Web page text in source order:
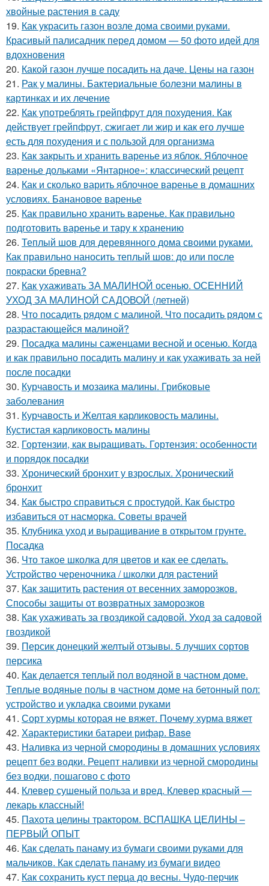
хвойные растения в саду
19. Как украсить газон возле дома своими руками.
Красивый палисадник перед домом — 50 фото идей для
вдохновения
20. Какой газон лучше посадить на даче. Цены на газон
21. Рак у малины. Бактериальные болезни малины в
картинках и их лечение
22. Как употреблять грейпфрут для похудения. Как
действует грейпфрут, сжигает ли жир и как его лучше
есть для похудения и с пользой для организма
23. Как закрыть и хранить варенье из яблок. Яблочное
варенье дольками «Янтарное»: классический рецепт
24. Как и сколько варить яблочное варенье в домашних
условиях. Банановое варенье
25. Как правильно хранить варенье. Как правильно
подготовить варенье и тару к хранению
26. Теплый шов для деревянного дома своими руками.
Как правильно наносить теплый шов: до или после
покраски бревна?
27. Как ухаживать ЗА МАЛИНОЙ осенью. ОСЕННИЙ
УХОД ЗА МАЛИНОЙ САДОВОЙ (летней)
28. Что посадить рядом с малиной. Что посадить рядом с
разрастающейся малиной?
29. Посадка малины саженцами весной и осенью. Когда
и как правильно посадить малину и как ухаживать за ней
после посадки
30. Курчавость и мозаика малины. Грибковые
заболевания
31. Курчавость и Желтая карликовость малины.
Кустистая карликовость малины
32. Гортензии, как выращивать. Гортензия: особенности
и порядок посадки
33. Хронический бронхит у взрослых. Хронический
бронхит
34. Как быстро справиться с простудой. Как быстро
избавиться от насморка. Советы врачей
35. Клубника уход и выращивание в открытом грунте.
Посадка
36. Что такое школка для цветов и как ее сделать.
Устройство череночника / школки для растений
37. Как защитить растения от весенних заморозков.
Способы защиты от возвратных заморозков
38. Как ухаживать за гвоздикой садовой. Уход за садовой
гвоздикой
39. Персик донецкий желтый отзывы. 5 лучших сортов
персика
40. Как делается теплый пол водяной в частном доме.
Теплые водяные полы в частном доме на бетонный пол:
устройство и укладка своими руками
41. Сорт хурмы которая не вяжет. Почему хурма вяжет
42. Характеристики батареи рифар. Base
43. Наливка из черной смородины в домашних условиях
рецепт без водки. Рецепт наливки из черной смородины
без водки, пошагово с фото
44. Клевер сушеный польза и вред. Клевер красный —
лекарь классный!
45. Пахота целины трактором. ВСПАШКА ЦЕЛИНЫ –
ПЕРВЫЙ ОПЫТ
46. Как сделать панаму из бумаги своими руками для
мальчиков. Как сделать панаму из бумаги видео
47. Как сохранить куст перца до весны. Чудо-перчик